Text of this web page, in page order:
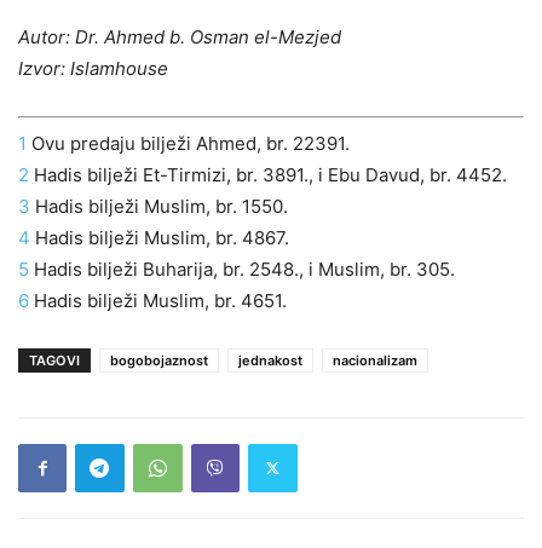
Autor: Dr. Ahmed b. Osman el-Mezjed
Izvor: Islamhouse
1 Ovu predaju bilježi Ahmed, br. 22391.
2 Hadis bilježi Et-Tirmizi, br. 3891., i Ebu Davud, br. 4452.
3 Hadis bilježi Muslim, br. 1550.
4 Hadis bilježi Muslim, br. 4867.
5 Hadis bilježi Buharija, br. 2548., i Muslim, br. 305.
6 Hadis bilježi Muslim, br. 4651.
TAGOVI bogobojaznost jednakost nacionalizam